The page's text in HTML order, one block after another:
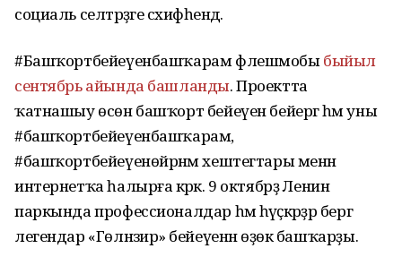
социаль селтәрҙәге сәхифәһендә.
#Башҡортбейеүенбашҡарам флешмобыбыйыл
сентябрь айында башланды. Проектта
ҡатнашыу өсөн башҡорт бейеүен бейергә һәм уны
#башҡортбейеүенбашҡарам,
#башҡортбейеүенөйрәнәм хештегтары менән
интернетҡа һалырға кәрәк. 9 октябрҙә Ленин
паркында профессионалдар һәм һәүәҫкәрҙәр бергә
легендар «Гөлнәзирә» бейеүенән өҙөк башҡарҙы.